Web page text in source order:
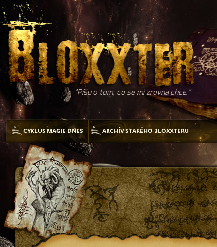
Píšu o tom, co se mi zrovna chce.
CYKLUS MAGIE DNES ARCHÍV STARÉHO BLOXXTERU